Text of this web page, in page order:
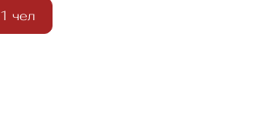
1 чел